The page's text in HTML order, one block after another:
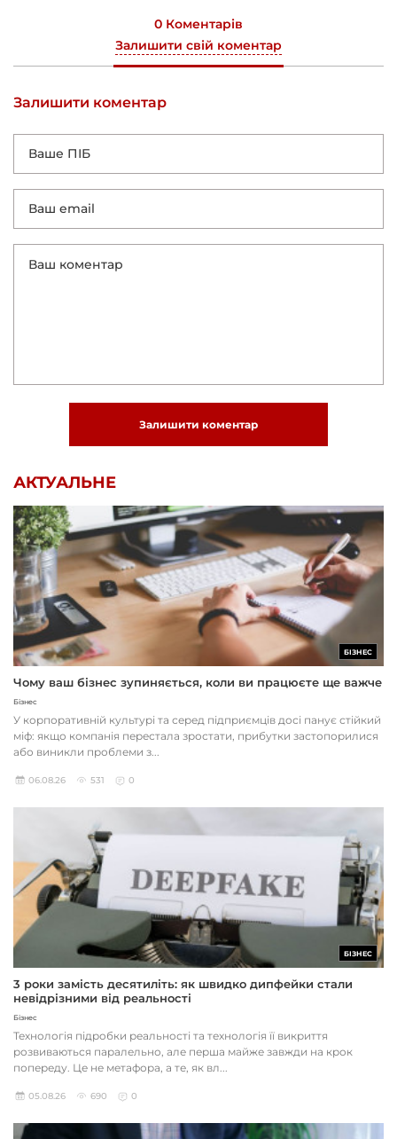
0 Коментарів
Залишити свій коментар
Залишити коментар
Залишити коментар
АКТУАЛЬНЕ
БІЗНЕС
Чому ваш бізнес зупиняється, коли ви працюєте ще важче
Бізнес
У корпоративній культурі та серед підприємців досі панує стійкий
міф: якщо компанія перестала зростати, прибутки застопорилися
або виникли проблеми з...
06.08.26 531 0
БІЗНЕС
3 роки замість десятиліть: як швидко дипфейки стали
невідрізними від реальності
Бізнес
Технологія підробки реальності та технологія її викриття
розвиваються паралельно, але перша майже завжди на крок
попереду. Це не метафора, а те, як вл...
05.08.26 690 0